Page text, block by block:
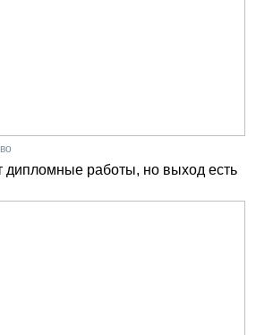
дипломные работы, но выход есть